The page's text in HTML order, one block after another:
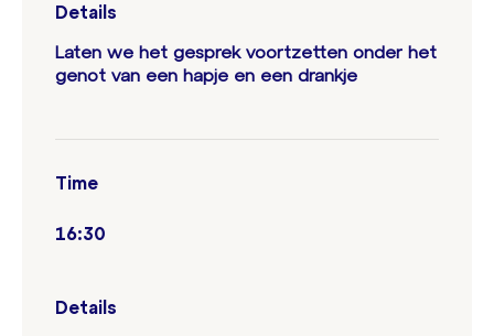
Details
Laten we het gesprek voortzetten onder het
genot van een hapje en een drankje
Time
16:30
Details